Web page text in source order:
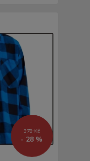
378 Kč
- 28 %